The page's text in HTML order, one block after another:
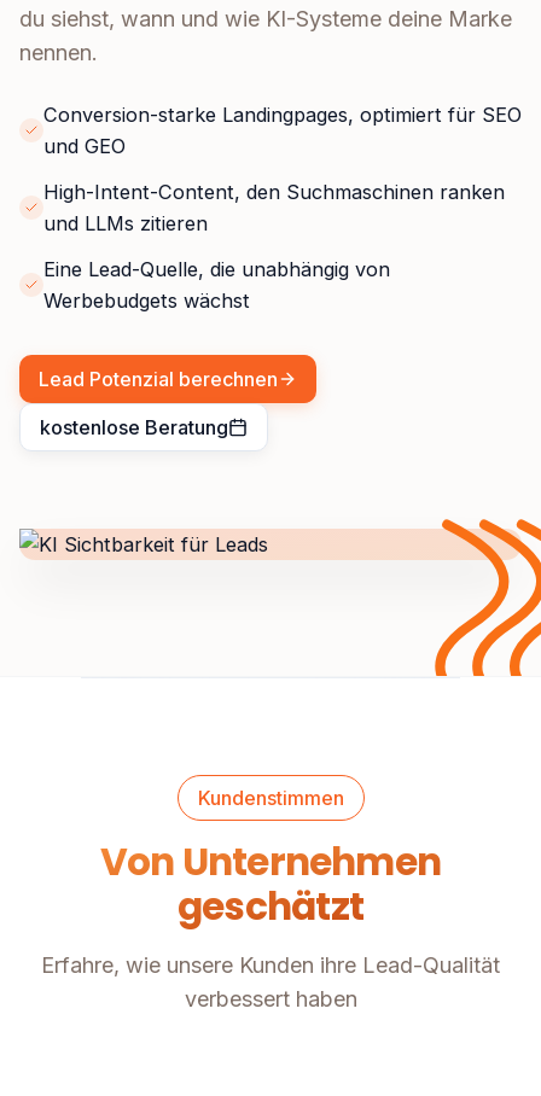
du siehst, wann und wie KI-Systeme deine Marke
nennen.
Conversion-starke Landingpages, optimiert für SEO
und GEO
High-Intent-Content, den Suchmaschinen ranken
und LLMs zitieren
Eine Lead-Quelle, die unabhängig von
Werbebudgets wächst
Lead Potenzial berechnen
kostenlose Beratung
Kundenstimmen
Von Unternehmen
geschätzt
Erfahre, wie unsere Kunden ihre Lead-Qualität
verbessert haben